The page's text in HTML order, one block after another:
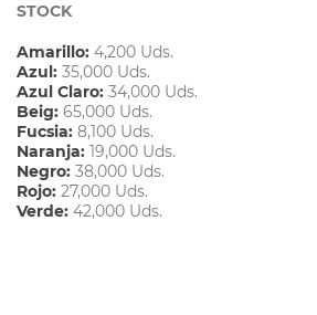
STOCK
Amarillo: 4,200 Uds.
Azul: 35,000 Uds.
Azul Claro: 34,000 Uds.
Beig: 65,000 Uds.
Fucsia: 8,100 Uds.
Naranja: 19,000 Uds.
Negro: 38,000 Uds.
Rojo: 27,000 Uds.
Verde: 42,000 Uds.